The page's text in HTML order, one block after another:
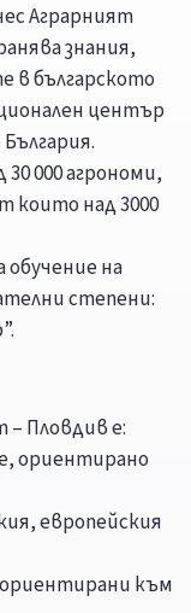
Аграрният
знания,
в българското
център
000 агрономи,
които над 3000
на
степени:
Пловдив е:
ориентирано
европейския
ориентирани към